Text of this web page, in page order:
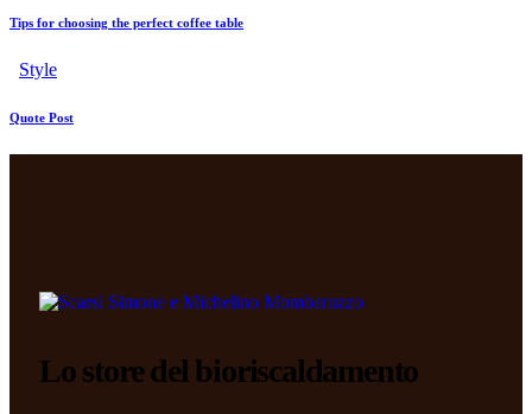
Tips for choosing the perfect coffee table
Style
Quote Post
Lo store del bioriscaldamento